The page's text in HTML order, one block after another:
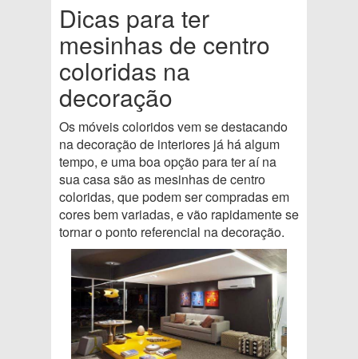
Dicas para ter
mesinhas de centro
coloridas na
decoração
Os móveis coloridos vem se destacando
na decoração de interiores já há algum
tempo, e uma boa opção para ter aí na
sua casa são as mesinhas de centro
coloridas, que podem ser compradas em
cores bem variadas, e vão rapidamente se
tornar o ponto referencial na decoração.